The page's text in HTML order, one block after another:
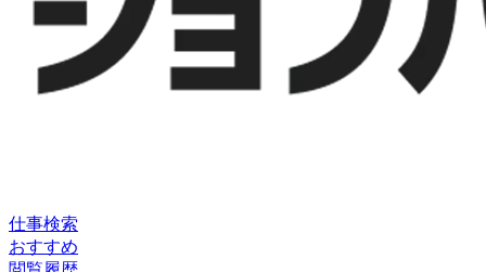
仕事検索
おすすめ